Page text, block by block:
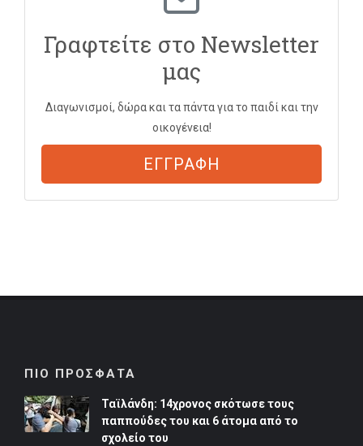
Γραφτείτε στο Newsletter
μας
Διαγωνισμοί, δώρα και τα πάντα για το παιδί και την
οικογένεια!
ΕΓΓΡΑΦΗ
ΠΙΟ ΠΡΟΣΦΑΤΑ
Ταϊλάνδη: 14χρονος σκότωσε τους
παππούδες του και 6 άτομα από το
σχολείο του